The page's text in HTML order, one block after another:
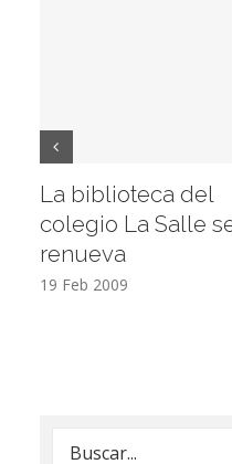
La biblioteca del
colegio La Salle
renueva
19 Feb 2009
Buscar: